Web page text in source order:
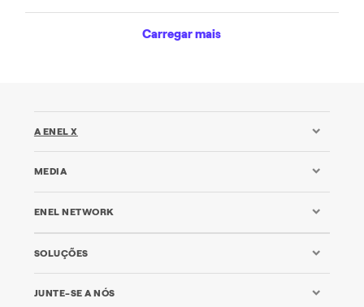
Carregar mais
A ENEL X
MEDIA
ENEL NETWORK
SOLUÇÕES
JUNTE-SE A NÓS